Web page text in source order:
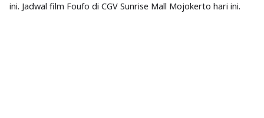
ini. Jadwal film Foufo di CGV Sunrise Mall Mojokerto hari ini.